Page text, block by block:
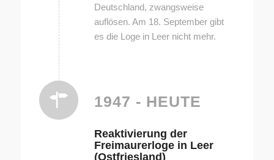
Deutschland, zwangsweise
auflösen. Am 18. September gibt
es die Loge in Leer nicht mehr.
1947 - HEUTE
Reaktivierung der
Freimaurerloge in Leer
(Ostfriesland)